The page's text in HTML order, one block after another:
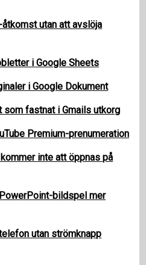
utan att avslöja
i Google Sheets
i Google Dokument
fastnat i Gmails utkorg
Premium-prenumeration
inte att öppnas på
bildspel mer
utan strömknapp